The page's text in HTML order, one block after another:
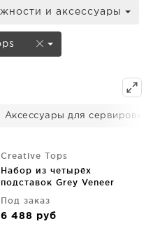
и аксессуары
Аксессуары для сервировки
Creative Tops
Набор из четырёх
подставок Grey Veneer
Под заказ
6 488 руб